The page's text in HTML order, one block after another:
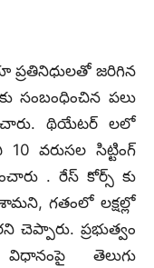
జరిగిన
సంబంధించిన పలు
థియేటర్ లలో
10 వరుసల సిట్టింగ్
. రేస్ కోర్స్ కు
గతంలో లక్షల్లో
చెప్పారు. ప్రభుత్వం
విధానంపై తెలుగు